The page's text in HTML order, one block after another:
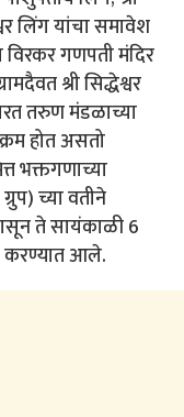
लिंग यांचा समावेश
विरकर गणपती मंदिर
श्री सिद्धेश्वर
तरुण मंडळाच्या
होत असतो
भक्तगणाच्या
च्या वतीने
ते सायंकाळी 6
करण्यात आले.